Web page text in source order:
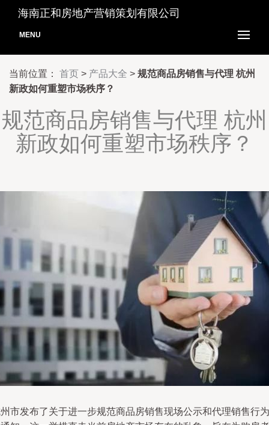
海南正和房地产营销策划有限公司
MENU
当前位置： 首页 > 产品大全 > 规范商品房销售与代理 杭州
新政如何重塑市场秩序？
规范商品房销售与代理 杭州
新政如何重塑市场秩序？
市发布了关于进一步规范商品房销售现场公示和代理销售行为